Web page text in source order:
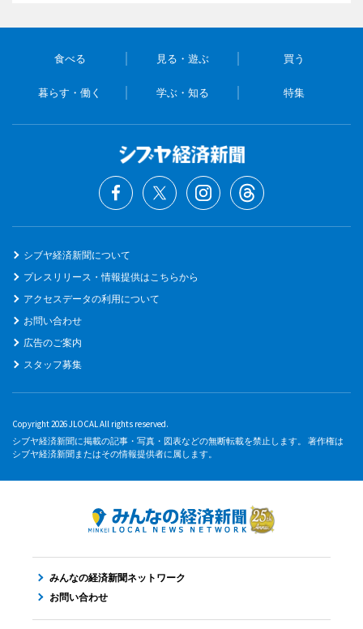
食べる 見る・遊ぶ 買う
暮らす・働く 学ぶ・知る 特集
シブヤ経済新聞について
プレスリリース・情報提供はこちらから
アクセスデータの利用について
お問い合わせ
広告のご案内
スタッフ募集
Copyright 2026 JLOCAL All rights reserved.
シブヤ経済新聞に掲載の記事・写真・図表などの無断転載を禁止します。 著作権は
シブヤ経済新聞またはその情報提供者に属します。
みんなの経済新聞ネットワーク
お問い合わせ